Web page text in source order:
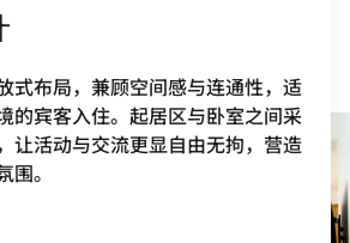
式布局，兼顾空间感与连通性，适
的宾客入住。起居区与卧室之间采
让活动与交流更显自由无拘，营造
。